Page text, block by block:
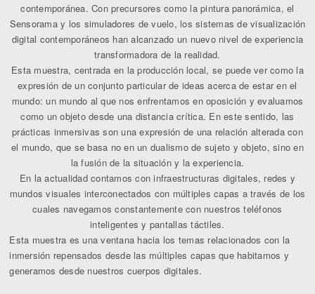
contemporánea. Con precursores como la pintura panorámica, el
Sensorama y los simuladores de vuelo, los sistemas de visualización
digital contemporáneos han alcanzado un nuevo nivel de experiencia
transformadora de la realidad.
Esta muestra, centrada en la producción local, se puede ver como la
expresión de un conjunto particular de ideas acerca de estar en el
mundo: un mundo al que nos enfrentamos en oposición y evaluamos
como un objeto desde una distancia crítica. En este sentido, las
prácticas inmersivas son una expresión de una relación alterada con
el mundo, que se basa no en un dualismo de sujeto y objeto, sino en
la fusión de la situación y la experiencia.
En la actualidad contamos con infraestructuras digitales, redes y
mundos visuales interconectados con múltiples capas a través de los
cuales navegamos constantemente con nuestros teléfonos
inteligentes y pantallas táctiles.
Esta muestra es una ventana hacia los temas relacionados con la
inmersión repensados desde las múltiples capas que habitamos y
generamos desde nuestros cuerpos digitales.